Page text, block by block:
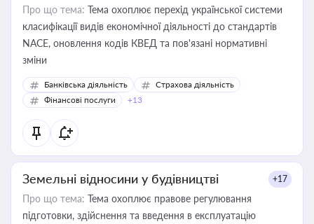
Про що тема: Тема охоплює перехід української системи
класифікації видів економічної діяльності до стандартів
NACE, оновлення кодів КВЕД та пов'язані нормативні
зміни
Банківська діяльність
Страхова діяльність
Фінансові послуги
+13
Земельні відносини у будівництві +17
Про що тема: Тема охоплює правове регулювання
підготовки, здійснення та введення в експлуатацію